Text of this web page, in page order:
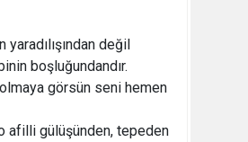
yaradılışından değil
boşluğundandır.
görsün seni hemen
afilli gülüşünden, tepeden